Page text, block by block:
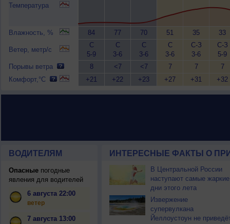
Температура
Влажность, %
Ветер, метр/с
Порывы ветра
Комфорт,°C
84
С
5-9
8
+21
77
С
3-6
<7
+22
70
С
3-6
<7
+23
51
С
3-6
7
+27
35
С-З
3-6
7
+31
33
С-З
5-9
7
+32
ВОДИТЕЛЯМ
Опасныепогодные
явления для водителей
6 августа 22:00
ветер
7 августа 13:00
ИНТЕРЕСНЫЕ ФАКТЫ О
В Центральной России
наступают самые жаркие
дни этого лета
Извержение
супервулкана
Йеллоустоун не